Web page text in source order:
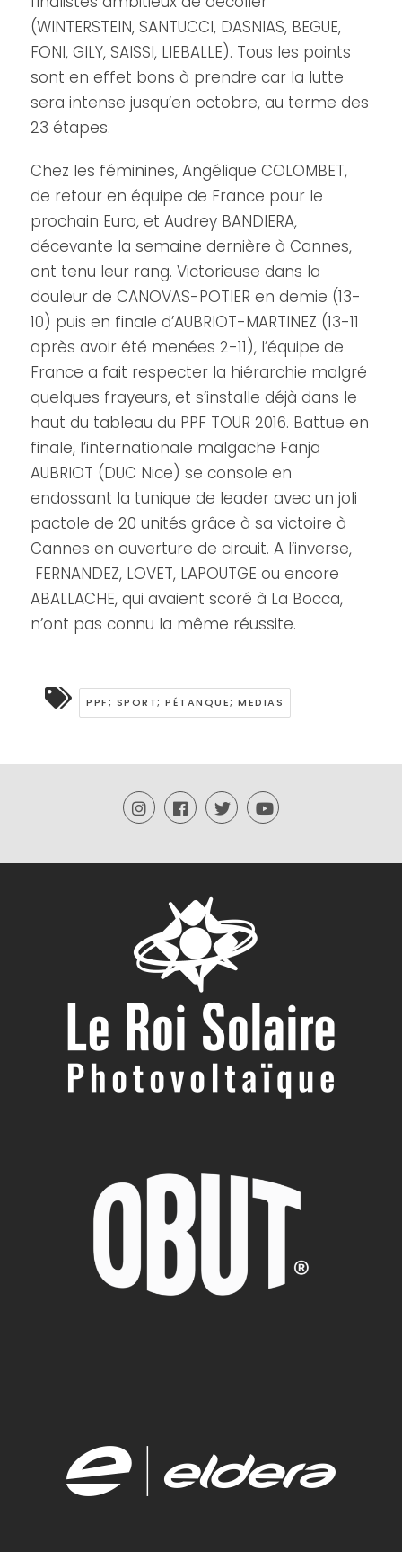
(WINTERSTEIN, SANTUCCI, DASNIAS, BEGUE,
FONI, GILY, SAISSI, LIEBALLE). Tous les points
sont en effet bons à prendre car la lutte
sera intense jusqu’en octobre, au terme des
23 étapes.
Chez les féminines, Angélique COLOMBET,
de retour en équipe de France pour le
prochain Euro, et Audrey BANDIERA,
décevante la semaine dernière à Cannes,
ont tenu leur rang. Victorieuse dans la
douleur de CANOVAS-POTIER en demie (13-
10) puis en finale d’AUBRIOT-MARTINEZ (13-11
après avoir été menées 2-11), l’équipe de
France a fait respecter la hiérarchie malgré
quelques frayeurs, et s’installe déjà dans le
haut du tableau du PPF TOUR 2016. Battue en
finale, l’internationale malgache Fanja
AUBRIOT (DUC Nice) se console en
endossant la tunique de leader avec un joli
pactole de 20 unités grâce à sa victoire à
Cannes en ouverture de circuit. A l’inverse,
FERNANDEZ, LOVET, LAPOUTGE ou encore
ABALLACHE, qui avaient scoré à La Bocca,
n’ont pas connu la même réussite.
PPF; SPORT; PÉTANQUE; MEDIAS